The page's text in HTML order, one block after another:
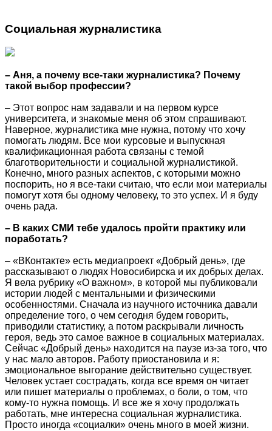
Социальная журналистика
– Аня, а почему все-таки журналистика? Почему
такой выбор профессии?
– Этот вопрос нам задавали и на первом курсе
университета, и знакомые меня об этом спрашивают.
Наверное, журналистика мне нужна, потому что хочу
помогать людям. Все мои курсовые и выпускная
квалификационная работа связаны с темой
благотворительности и социальной журналистикой.
Конечно, много разных аспектов, с которыми можно
поспорить, но я все-таки считаю, что если мои материалы
помогут хотя бы одному человеку, то это успех. И я буду
очень рада.
– В каких СМИ тебе удалось пройти практику или
поработать?
– «ВКонтакте» есть медиапроект «Добрый день», где
рассказывают о людях Новосибирска и их добрых делах.
Я вела рубрику «О важном», в которой мы публиковали
истории людей с ментальными и физическими
особенностями. Сначала из научного источника давали
определение того, о чем сегодня будем говорить,
приводили статистику, а потом раскрывали личность
героя, ведь это самое важное в социальных материалах.
Сейчас «Добрый день» находится на паузе из-за того, что
у нас мало авторов. Работу приостановила и я:
эмоциональное выгорание действительно существует.
Человек устает сострадать, когда все время он читает
или пишет материалы о проблемах, о боли, о том, что
кому-то нужна помощь. И все же я хочу продолжать
работать, мне интересна социальная журналистика.
Просто иногда «социалки» очень много в моей жизни.